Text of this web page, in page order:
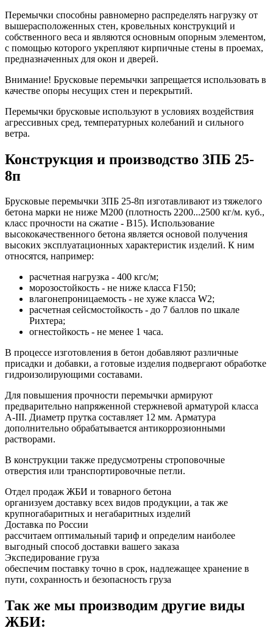
Перемычки способны равномерно распределять нагрузку от
вышерасположенных стен, кровельных конструкций и
собственного веса и являются основным опорным элементом,
с помощью которого укрепляют кирпичные стены в проемах,
предназначенных для окон и дверей.
Внимание! Брусковые перемычки запрещается использовать в
качестве опоры несущих стен и перекрытий.
Перемычки брусковые используют в условиях воздействия
агрессивных сред, температурных колебаний и сильного
ветра.
Конструкция и производство 3ПБ 25-
8п
Брусковые перемычки 3ПБ 25-8п изготавливают из тяжелого
бетона марки не ниже М200 (плотность 2200...2500 кг/м. куб.,
класс прочности на сжатие - В15). Использование
высококачественного бетона является основой получения
высоких эксплуатационных характеристик изделий. К ним
относятся, например:
расчетная нагрузка - 400 кгс/м;
морозостойкость - не ниже класса F150;
влагонепроницаемость - не хуже класса W2;
расчетная сейсмостойкость - до 7 баллов по шкале
Рихтера;
огнестойкость - не менее 1 часа.
В процессе изготовления в бетон добавляют различные
присадки и добавки, а готовые изделия подвергают обработке
гидроизолирующими составами.
Для повышения прочности перемычки армируют
предварительно напряженной стержневой арматурой класса
А-III. Диаметр прутка составляет 12 мм. Арматура
дополнительно обрабатывается антикоррозионными
растворами.
В конструкции также предусмотрены строповочные
отверстия или транспортировочные петли.
Отдел продаж ЖБИ и товарного бетона
организуем доставку всех видов продукции, а так же
крупногабаритных и негабаритных изделий
Доставка по России
рассчитаем оптимальный тариф и определим наиболее
выгодный способ доставки вашего заказа
Экспедирование груза
обеспечим поставку точно в срок, надлежащее хранение в
пути, сохранность и безопасность груза
Так же мы производим другие виды
ЖБИ: